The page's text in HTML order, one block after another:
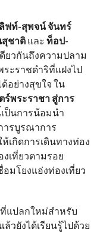
ลิฟท์-สุพจน์ จันทร์
ชาติ และ ท็อป-
ดียวกันถึงความปลาม
ะราชดำริที่แฝงไป
ด้อย่างสุขใจ ใน
ร์พระราชา สู่การ
ป็นการน้อมนำ
ารบูรณาการ
เกิดการเดินทางท่อง
งเที่ยวตามรอย
มโยงแอ่งท่องเที่ยว
แปลกใหม่สำหรับ
วยังได้เรียนรู้ไปด้วย